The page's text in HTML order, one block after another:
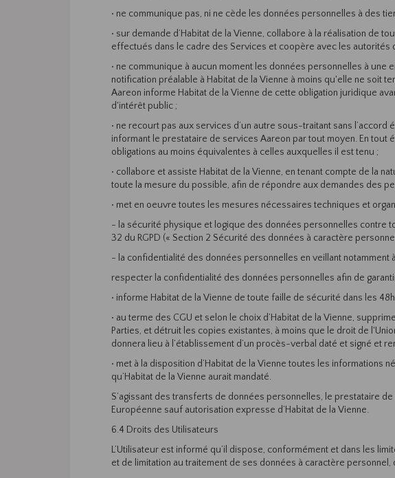
• ne communique pas, ni ne cède les données personnelles à des
• sur demande d’Habitat de la Vienne, collabore à la réalisation de
effectués dans le cadre des Services et coopère avec les autorités
• ne communique à aucun moment les données personnelles à
notification préalable à Habitat de la Vienne à moins qu'elle ne soit
Aareon informe Habitat de la Vienne de cette obligation juridique
d'intérêt public ;
• ne recourt pas aux services d’un autre sous-traitant sans
informant le prestataire de services Aareon par tout moyen. En
obligations au moins équivalentes à celles auxquelles il est tenu ;
• collabore et assiste Habitat de la Vienne, en tenant compte de la
toute la mesure du possible, afin de répondre aux demandes des
• met en oeuvre toutes les mesures nécessaires techniques et
- la sécurité physique et logique des données personnelles contre
32 du RGPD (« Section 2 Sécurité des données à caractère
- la confidentialité des données personnelles en veillant
respecter la confidentialité des données personnelles afin de
• informe Habitat de la Vienne de toute faille de sécurité dans les
• au terme des CGU et selon le choix d’Habitat de la Vienne,
Parties, et détruit les copies existantes, à moins que le droit de
donnera lieu à l’établissement d’un procès-verbal daté et signé et
• met à la disposition d’Habitat de la Vienne toutes les
qu’Habitat de la Vienne aurait mandaté.
S’agissant des transferts de données personnelles, le prestataire
Européenne sauf autorisation expresse d’Habitat de la Vienne.
6.4 Droits des Utilisateurs
L’Utilisateur est informé qu’il dispose, conformément et dans les
et de limitation au traitement de ses données à caractère personnel,